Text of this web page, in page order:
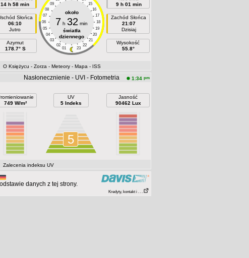
14 h 58 min
Słońca
06:10
Jutro
Azymut
178.7° S
09
15
08
16
07
17
06
18
05
19
04
20
03
21
02
22
01 23
około
7 h 32 min
światła
dziennego
9 h 01 min
Zachód Słońca
21:07
Dzisiaj
Wysokość
55.8°
O Księżycu - Zorza - Meteory - Mapa - ISS
Nasłonecznienie - UVI - Fotometria 1:34 pm
749 W/m²
UV
5 Indeks
5
Jasność
90462 Lux
Zalecenia indeksu UV
danych z tej strony.
Kredyty, kontakt i . . .